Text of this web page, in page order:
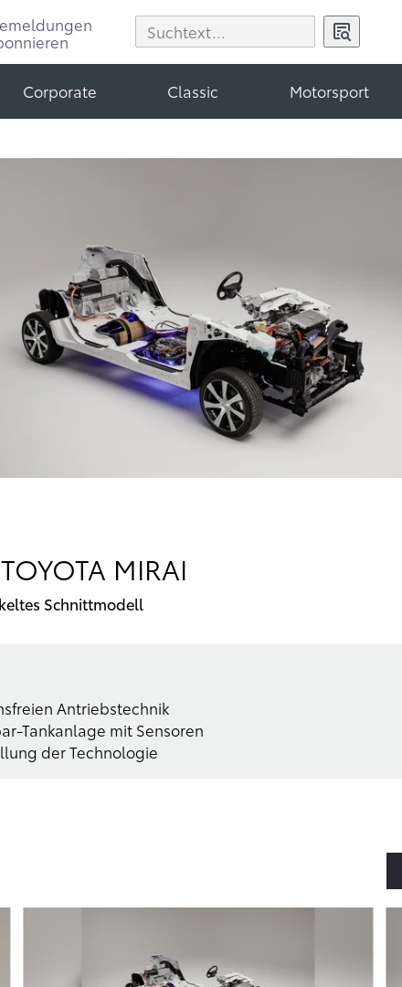
Corporate Classic Motorsport
MIRAI
Schnittmodell
Antriebstechnik
Tankanlage mit Sensoren
der Technologie